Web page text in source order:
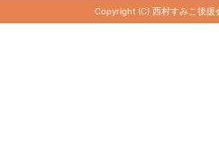
Copyright (C) 西村すみこ後援